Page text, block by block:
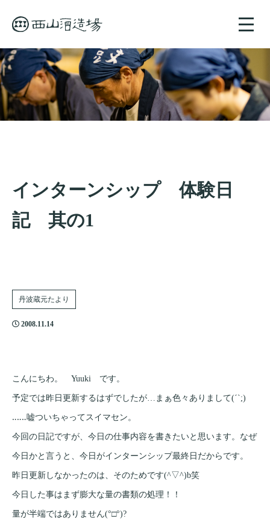
toggle
インターンシップ 体験日
記 其の1
丹波蔵元たより
2008.11.14
こんにちわ。 Yuuki です。
予定では昨日更新するはずでしたが…まぁ色々ありまして(´`;)
‥‥‥嘘ついちゃってスイマセン。
今回の日記ですが、今日の仕事内容を書きたいと思います。なぜ
今日かと言うと、今日がインターンシップ最終日だからです。
昨日更新しなかったのは、そのためです(^▽^)b笑
今日した事はまず膨大な量の書類の処理！！
量が半端ではありません(°□°)?